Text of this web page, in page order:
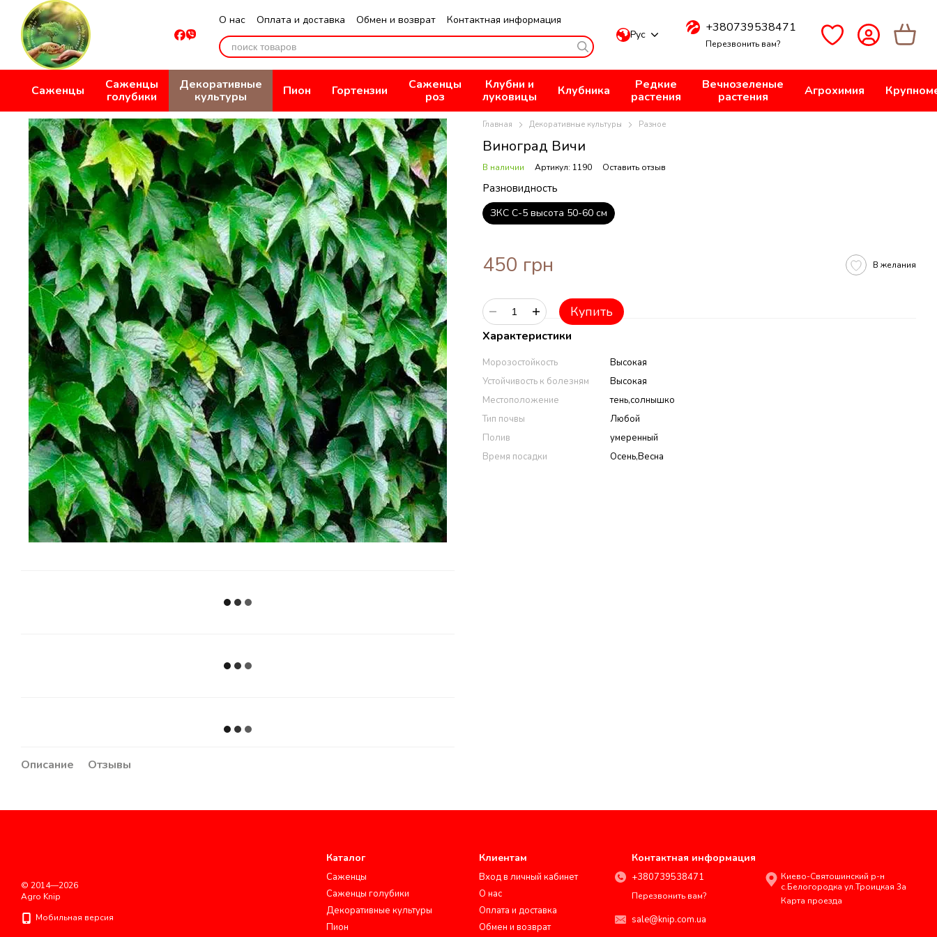
Перейти к основному контенту
О нас Оплата и доставка Обмен и возврат
Контактная информация
Отзывы о магазине
Публичная оферта Политика конфиденциальности Рус +380739538471
Перезвонить вам?
Саженцы
Саженцы
голубики
Декоративные
культуры
Пион Гортензии
Саженцы
роз
Клубни и
луковицы
Клубника
Редкие
растения
Вечнозеленые
растения
Агрохимия
Описание Отзывы
Главная Декоративные культуры Разное
Виноград Вичи
В наличии Артикул: 1190 Оставить отзыв
Разновидность
ЗКС С-5 высота 50-60 см
450 грн В желания
Купить
Характеристики
Морозостойкость
Высокая
Устойчивость к болезням
Высокая
Местоположение
тень,солнышко
Тип почвы
Любой
Полив
умеренный
Время посадки
Осень,Весна
© 2014—2026
Agro Knip
Мобильная версия
Каталог
Саженцы
Саженцы голубики
Декоративные культуры
Пион
Клиентам
Вход в личный кабинет
О нас
Оплата и доставка
Обмен и возврат
Контактная информация
+380739538471
Перезвонить вам?
sale@knip.com.ua
Киево-Святошинский р-н
с.Белогородка ул.Троицкая 3а
Карта проезда